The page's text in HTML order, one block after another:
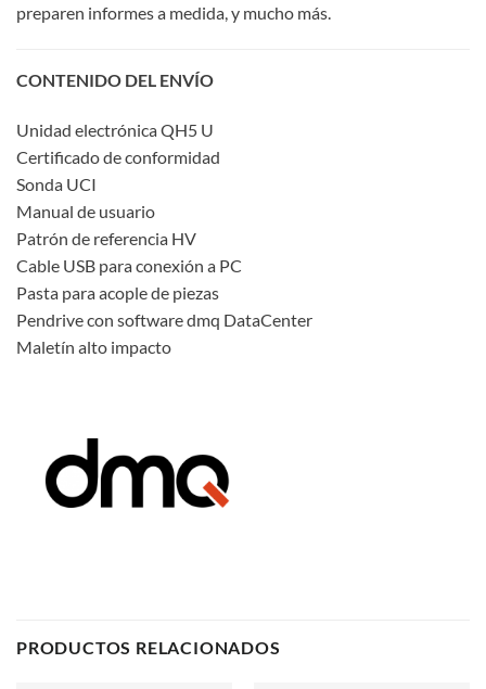
preparen informes a medida, y mucho más.
CONTENIDO DEL ENVÍO
Unidad electrónica QH5 U
Certificado de conformidad
Sonda UCI
Manual de usuario
Patrón de referencia HV
Cable USB para conexión a PC
Pasta para acople de piezas
Pendrive con software dmq DataCenter
Maletín alto impacto
PRODUCTOS RELACIONADOS